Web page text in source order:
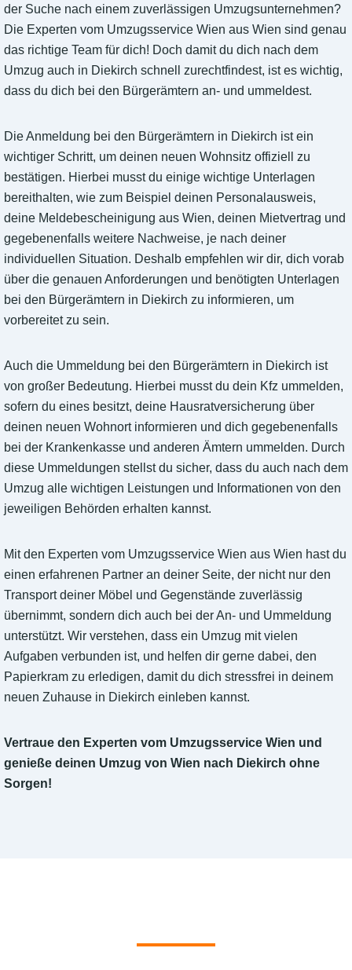
der Suche nach einem zuverlässigen Umzugsunternehmen?
Die Experten vom Umzugsservice Wien aus Wien sind genau
das richtige Team für dich! Doch damit du dich nach dem
Umzug auch in Diekirch schnell zurechtfindest, ist es wichtig,
dass du dich bei den Bürgerämtern an- und ummeldest.
Die Anmeldung bei den Bürgerämtern in Diekirch ist ein
wichtiger Schritt, um deinen neuen Wohnsitz offiziell zu
bestätigen. Hierbei musst du einige wichtige Unterlagen
bereithalten, wie zum Beispiel deinen Personalausweis,
deine Meldebescheinigung aus Wien, deinen Mietvertrag und
gegebenenfalls weitere Nachweise, je nach deiner
individuellen Situation. Deshalb empfehlen wir dir, dich vorab
über die genauen Anforderungen und benötigten Unterlagen
bei den Bürgerämtern in Diekirch zu informieren, um
vorbereitet zu sein.
Auch die Ummeldung bei den Bürgerämtern in Diekirch ist
von großer Bedeutung. Hierbei musst du dein Kfz ummelden,
sofern du eines besitzt, deine Hausratversicherung über
deinen neuen Wohnort informieren und dich gegebenenfalls
bei der Krankenkasse und anderen Ämtern ummelden. Durch
diese Ummeldungen stellst du sicher, dass du auch nach dem
Umzug alle wichtigen Leistungen und Informationen von den
jeweiligen Behörden erhalten kannst.
Mit den Experten vom Umzugsservice Wien aus Wien hast du
einen erfahrenen Partner an deiner Seite, der nicht nur den
Transport deiner Möbel und Gegenstände zuverlässig
übernimmt, sondern dich auch bei der An- und Ummeldung
unterstützt. Wir verstehen, dass ein Umzug mit vielen
Aufgaben verbunden ist, und helfen dir gerne dabei, den
Papierkram zu erledigen, damit du dich stressfrei in deinem
neuen Zuhause in Diekirch einleben kannst.
Vertraue den Experten vom Umzugsservice Wien und
genieße deinen Umzug von Wien nach Diekirch ohne
Sorgen!